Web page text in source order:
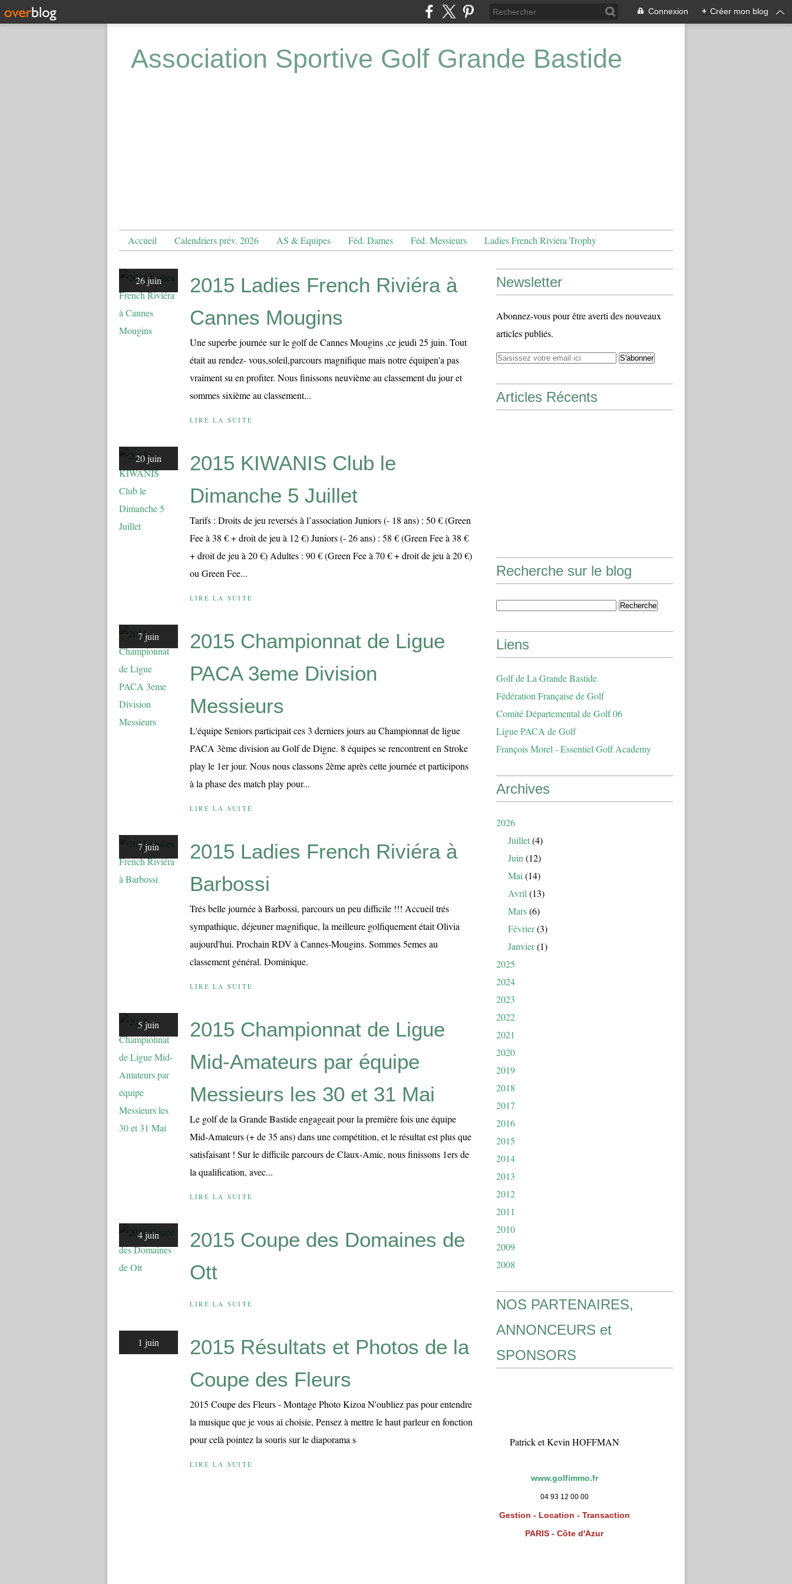
Connexion + Créer mon blog
Association Sportive Golf Grande Bastide
Accueil Calendriers prév. 2026 AS & Equipes Féd. Dames Féd. Messieurs Ladies French Riviéra Trophy
26 juin
2015 Ladies French Riviéra à
Cannes Mougins
Une superbe journée sur le golf de Cannes Mougins ,ce jeudi 25 juin. Tout
était au rendez- vous,soleil,parcours magnifique mais notre équipen'a pas
vraiment su en profiter. Nous finissons neuvième au classement du jour et
sommes sixième au classement...
LIRE LA SUITE
20 juin
2015 KIWANIS Club le
Dimanche 5 Juillet
Tarifs : Droits de jeu reversés à l’association Juniors (- 18 ans) : 50 € (Green
Fee à 38 € + droit de jeu à 12 €) Juniors (- 26 ans) : 58 € (Green Fee à 38 €
+ droit de jeu à 20 €) Adultes : 90 € (Green Fee à 70 € + droit de jeu à 20 €)
ou Green Fee...
LIRE LA SUITE
7 juin
2015 Championnat de Ligue
PACA 3eme Division
Messieurs
L'équipe Seniors participait ces 3 derniers jours au Championnat de ligue
PACA 3ème division au Golf de Digne. 8 équipes se rencontrent en Stroke
play le 1er jour. Nous nous classons 2ème après cette journée et participons
à la phase des match play pour...
LIRE LA SUITE
7 juin
2015 Ladies French Riviéra à
Barbossi
Trés belle journée à Barbossi, parcours un peu difficile !!! Accueil trés
sympathique, déjeuner magnifique, la meilleure golfiquement était Olivia
aujourd'hui. Prochain RDV à Cannes-Mougins. Sommes 5emes au
classement général. Dominique.
LIRE LA SUITE
5 juin
2015 Championnat de Ligue
Mid-Amateurs par équipe
Messieurs les 30 et 31 Mai
Le golf de la Grande Bastide engageait pour la première fois une équipe
Mid-Amateurs (+ de 35 ans) dans une compétition, et le résultat est plus que
satisfaisant ! Sur le difficile parcours de Claux-Amic, nous finissons 1ers de
la qualification, avec...
LIRE LA SUITE
4 juin
2015 Coupe des Domaines de
Ott
LIRE LA SUITE
1 juin
2015 Résultats et Photos de la
Coupe des Fleurs
2015 Coupe des Fleurs - Montage Photo Kizoa N'oubliez pas pour entendre
la musique que je vous ai choisie, Pensez à mettre le haut parleur en fonction
pour celà pointez la souris sur le diaporama s
LIRE LA SUITE
Newsletter
Abonnez-vous pour être averti des nouveaux
articles publiés.
Articles Récents
Recherche sur le blog
Liens
Golf de La Grande Bastide
Fédération Française de Golf
Comité Départemental de Golf 06
Ligue PACA de Golf
François Morel - Essentiel Golf Academy
Archives
2026
Juillet(4)
Juin (12)
Mai (14)
Avril (13)
Mars(6)
Février(3)
Janvier(1)
2025
2024
2023
2022
2021
2020
2019
2018
2017
2016
2015
2014
2013
2012
2011
2010
2009
2008
NOS PARTENAIRES,
ANNONCEURS et
SPONSORS
Patrick et Kevin HOFFMAN
www.golfimmo.fr
04 93 12 00 00
Gestion - Location - Transaction
PARIS - Côte d'Azur